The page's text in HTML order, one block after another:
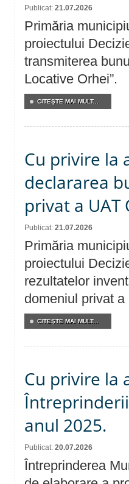
Publicat: 21.07.2026
Primăria
proiectului
transmiterea
Locative Orhei”.
CITEŞTE MAI MULT...
Cu privire la
declararea
privat a UAT
Publicat: 21.07.2026
Primăria
proiectului
rezultatelor
domeniul privat a
CITEŞTE MAI MULT...
Cu privire la
anul 2025.
Publicat: 20.07.2026
Întreprinderea